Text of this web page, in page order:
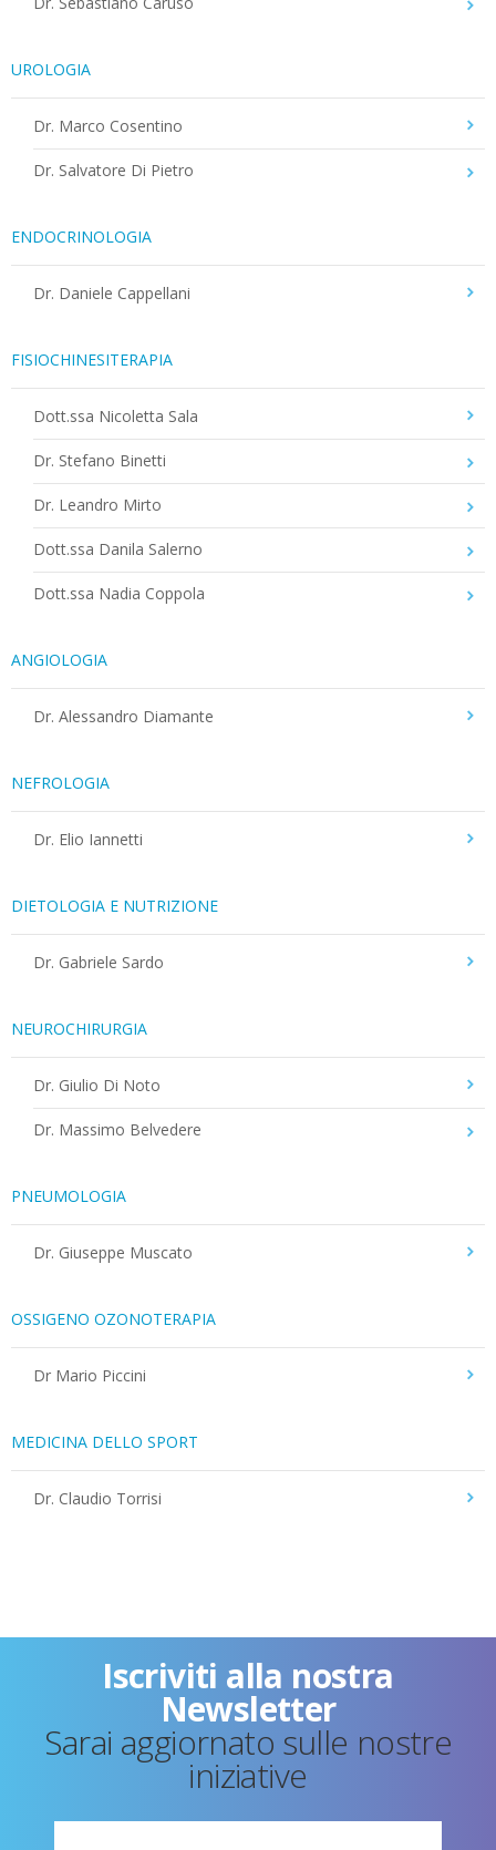
UROLOGIA
Dr. Marco Cosentino
Dr. Salvatore Di Pietro
ENDOCRINOLOGIA
Dr. Daniele Cappellani
FISIOCHINESITERAPIA
Dott.ssa Nicoletta Sala
Dr. Stefano Binetti
Dr. Leandro Mirto
Dott.ssa Danila Salerno
Dott.ssa Nadia Coppola
ANGIOLOGIA
Dr. Alessandro Diamante
NEFROLOGIA
Dr. Elio Iannetti
DIETOLOGIA E NUTRIZIONE
Dr. Gabriele Sardo
NEUROCHIRURGIA
Dr. Giulio Di Noto
Dr. Massimo Belvedere
PNEUMOLOGIA
Dr. Giuseppe Muscato
OSSIGENO OZONOTERAPIA
Dr Mario Piccini
MEDICINA DELLO SPORT
Dr. Claudio Torrisi
Iscriviti alla nostra
Newsletter
Sarai aggiornato sulle nostre
iniziative